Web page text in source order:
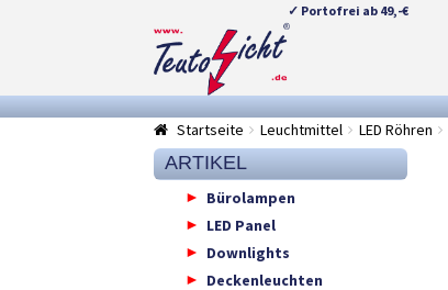
✓ Portofrei ab 49,-€
Zur
Navigation
springen
Springe
zum
Startseite
Leuchtmittel LED Röhren
ARTIKEL
Bürolampen
LED Panel
Downlights
Deckenleuchten